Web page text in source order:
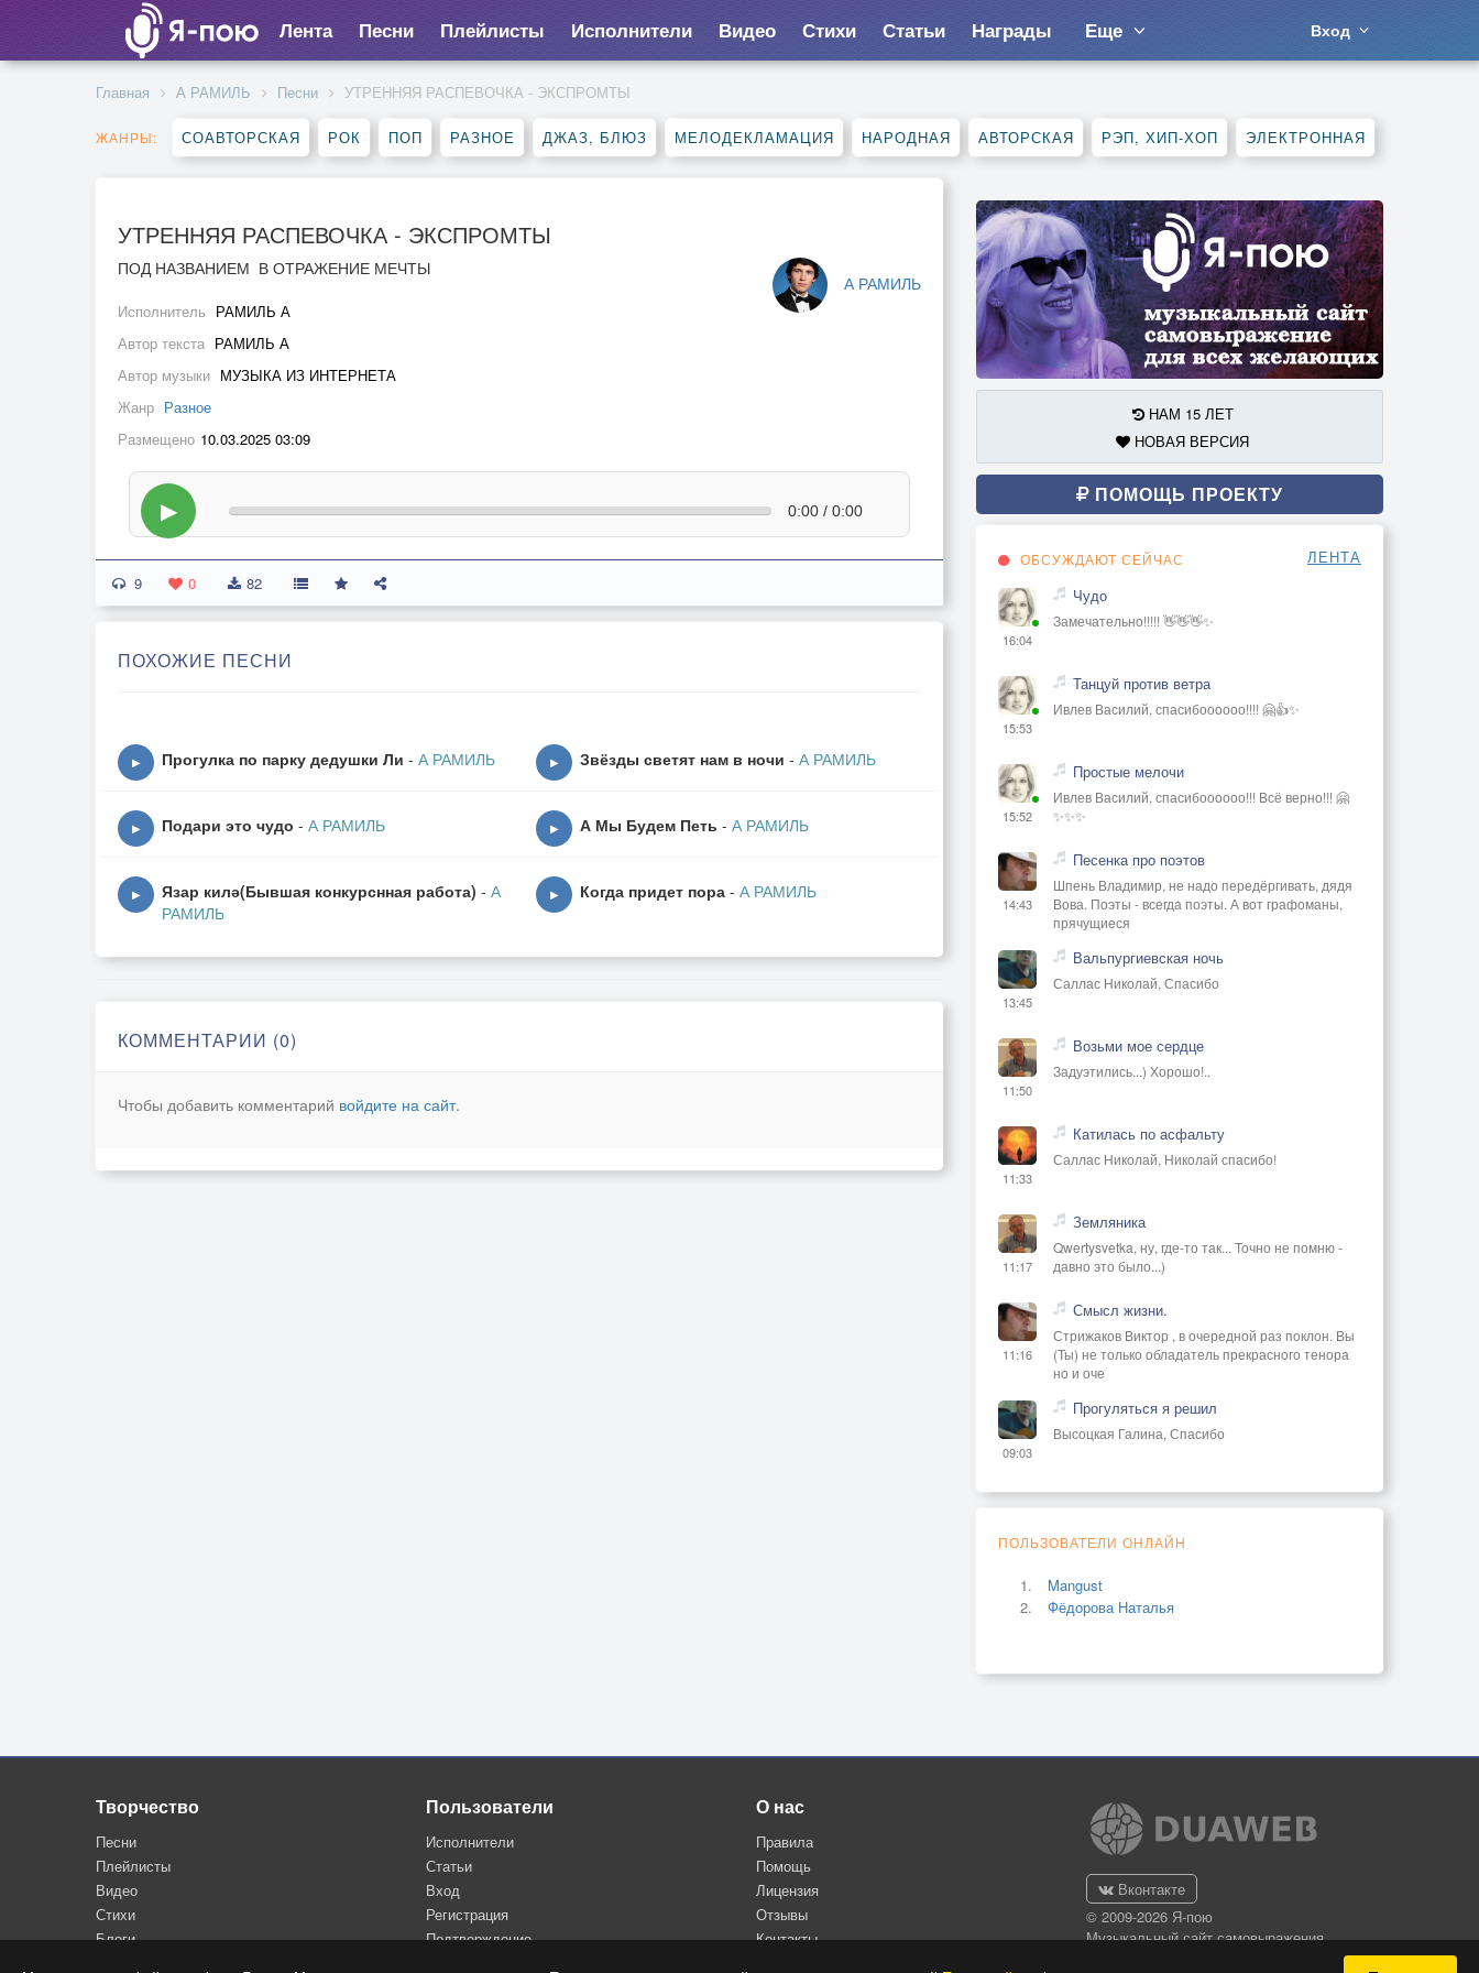
Лента Песни Плейлисты Исполнители Видео Стихи Статьи Награды Еще Вход
Главная А РАМИЛЬ Песни УТРЕННЯЯ РАСПЕВОЧКА - ЭКСПРОМТЫ
ЖАНРЫ: СОАВТОРСКАЯ РОК ПОП РАЗНОЕ ДЖАЗ, БЛЮЗ МЕЛОДЕКЛАМАЦИЯ НАРОДНАЯ АВТОРСКАЯ РЭП, ХИП-ХОП ЭЛЕКТРОННАЯ
УТРЕННЯЯ РАСПЕВОЧКА - ЭКСПРОМТЫ
А РАМИЛЬ
ПОД НАЗВАНИЕМ В ОТРАЖЕНИЕ МЕЧТЫ
Исполнитель РАМИЛЬ А
Автор текста РАМИЛЬ А
Автор музыки МУЗЫКА ИЗ ИНТЕРНЕТА
Жанр Разное
Размещено 10.03.2025 03:09
▶ 0:00 / 0:00
9 0 82
ПОХОЖИЕ ПЕСНИ
▶ Прогулка по парку дедушки Ли - А РАМИЛЬ ▶ Звёзды светят нам в ночи - А РАМИЛЬ
▶ Подари это чудо - А РАМИЛЬ ▶ А Мы Будем Петь - А РАМИЛЬ
▶ Язар килә(Бывшая конкурснная работа) - А
РАМИЛЬ
▶ Когда придет пора - А РАМИЛЬ
КОММЕНТАРИИ (0)
Чтобы добавить комментарий войдите на сайт.
НАМ 15 ЛЕТ
НОВАЯ ВЕРСИЯ
ПОМОЩЬ ПРОЕКТУ
ОБСУЖДАЮТ СЕЙЧАС ЛЕНТА
16:04
Чудо
Замечательно!!!!! 👋👋👋✨
15:53
Танцуй против ветра
Ивлев Василий, спасибоооооо!!!! 🤗👍✨
15:52
Простые мелочи
Ивлев Василий, спасибоооооо!!! Всё верно!!! 🤗
✨✨✨
14:43
Песенка про поэтов
Шпень Владимир, не надо передёргивать, дядя
Вова. Поэты - всегда поэты. А вот графоманы,
прячущиеся
13:45
Вальпургиевская ночь
Саллас Николай, Спасибо
11:50
Возьми мое сердце
Задуэтились...) Хорошо!..
11:33
Катилась по асфальту
Саллас Николай, Николай спасибо!
11:17
Земляника
Qwertysvetka, ну, где-то так... Точно не помню -
давно это было...)
11:16
Смысл жизни.
Стрижаков Виктор , в очередной раз поклон. Вы
(Ты) не только обладатель прекрасного тенора
но и оче
09:03
Прогуляться я решил
Высоцкая Галина, Спасибо
ПОЛЬЗОВАТЕЛИ ОНЛАЙН
Mangust
Фёдорова Наталья
Творчество
Песни
Плейлисты
Видео
Стихи
Блоги
Пользователи
Исполнители
Статьи
Вход
Регистрация
Подтверждение
О нас
Правила
Помощь
Лицензия
Отзывы
Контакты
Вконтакте
© 2009-2026 Я-пою
Музыкальный сайт самовыражения